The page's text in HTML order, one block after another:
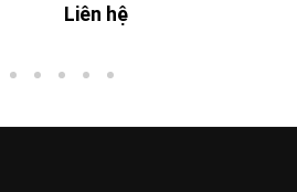
Liên hệ